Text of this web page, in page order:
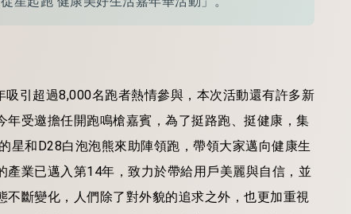
引超過8,000名跑者熱情參與，本次活動還有許多新
年受邀擔任開跑鳴槍嘉賓，為了挺路跑、挺健康，集
星和D28白泡泡熊來助陣領跑，帶領大家邁向健康生
業已邁入第14年，致力於帶給用戶美麗與自信，並
斷變化，人們除了對外貌的追求之外，也更加重視